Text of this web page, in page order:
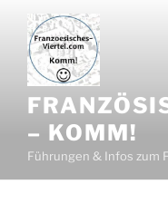
Inhalt
springen
– KOMM!
Führungen & Infos zum